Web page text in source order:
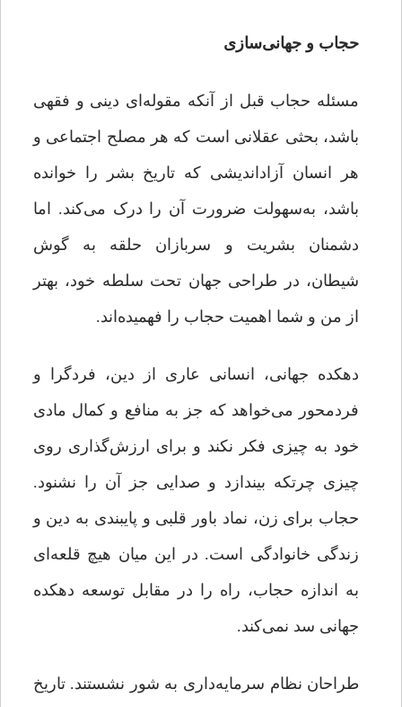
حجاب و جهانی‌سازی
مسئله حجاب قبل از آنکه مقوله‌ای دینی و فقهی
باشد، بحثی عقلانی است که هر مصلح اجتماعی و
هر انسان آزاداندیشی که تاریخ بشر را خوانده
باشد،‌ به‌سهولت ضرورت آن را درک می‌کند. اما
دشمنان بشریت و سربازان حلقه به گوش
شیطان، در طراحی جهان تحت سلطه خود، بهتر
از من و شما اهمیت حجاب را فهمیده‌اند.
دهکده جهانی،‌ انسانی عاری از دین، فردگرا و
فردمحور می‌خواهد که جز به منافع و کمال مادی
خود به چیزی فکر نکند و برای ارزش‌گذاری روی
چیزی چرتکه‌ بیندازد و صدایی جز آن را نشنود.
حجاب برای زن، نماد باور قلبی و پایبندی‌ به دین و
زندگی خانوادگی است. در این میان هیچ قلعه‌ای
به اندازه حجاب، راه را در مقابل توسعه دهکده
جهانی سد نمی‌کند.
طراحان نظام سرمایه‌داری به شور نشستند. تاریخ